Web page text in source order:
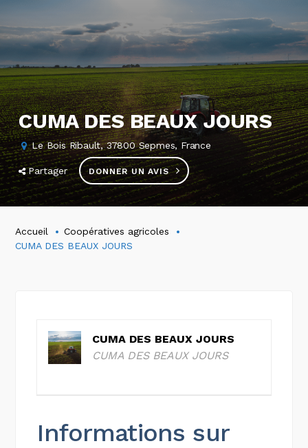
CUMA DES BEAUX JOURS
Le Bois Ribault, 37800 Sepmes, France
Partager DONNER UN AVIS
Accueil
Coopératives agricoles
CUMA DES BEAUX JOURS
CUMA DES BEAUX JOURS
CUMA DES BEAUX JOURS
Informations sur